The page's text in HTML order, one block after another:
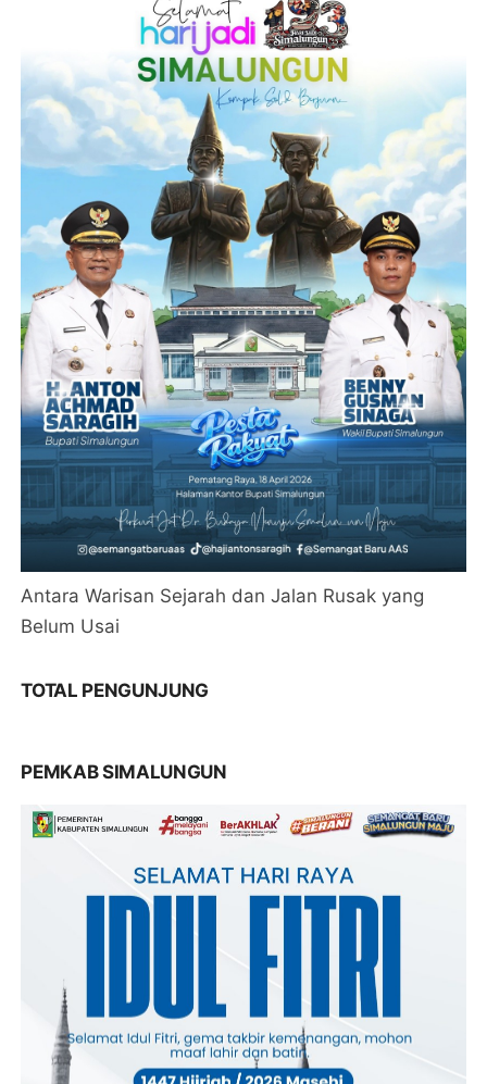
Antara Warisan Sejarah dan Jalan Rusak yang
Belum Usai
TOTAL PENGUNJUNG
PEMKAB SIMALUNGUN